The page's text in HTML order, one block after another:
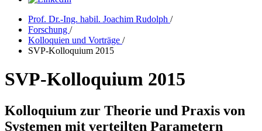
Prof. Dr.-Ing. habil. Joachim Rudolph /
Forschung /
Kolloquien und Vorträge /
SVP-Kolloquium 2015
SVP-Kolloquium 2015
Kolloquium zur Theorie und Praxis von
Systemen mit verteilten Parametern